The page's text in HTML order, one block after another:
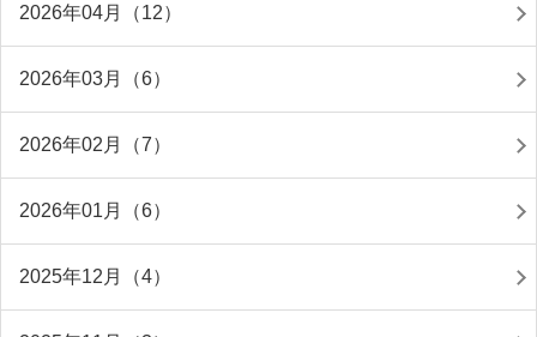
2026年04月（12）
2026年03月（6）
2026年02月（7）
2026年01月（6）
2025年12月（4）